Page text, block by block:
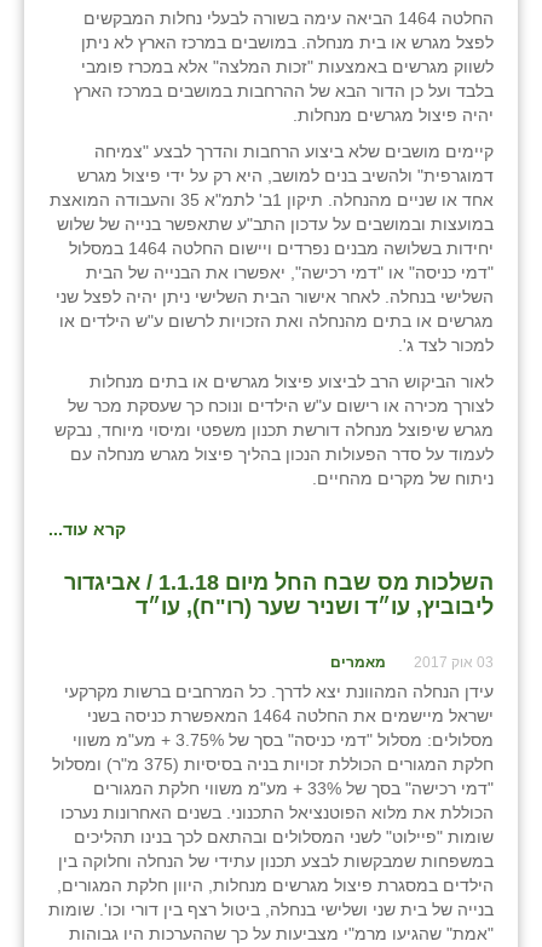
החלטה 1464 הביאה עימה בשורה לבעלי נחלות המבקשים
לפצל מגרש או בית מנחלה. במושבים במרכז הארץ לא ניתן
לשווק מגרשים באמצעות "זכות המלצה" אלא במכרז פומבי
בלבד ועל כן הדור הבא של ההרחבות במושבים במרכז הארץ
יהיה פיצול מגרשים מנחלות.
קיימים מושבים שלא ביצוע הרחבות והדרך לבצע "צמיחה
דמוגרפית" ולהשיב בנים למושב, היא רק על ידי פיצול מגרש
אחד או שניים מהנחלה. תיקון 1ב' לתמ"א 35 והעבודה המואצת
במועצות ובמושבים על עדכון התב"ע שתאפשר בנייה של שלוש
יחידות בשלושה מבנים נפרדים ויישום החלטה 1464 במסלול
"דמי כניסה" או "דמי רכישה", יאפשרו את הבנייה של הבית
השלישי בנחלה. לאחר אישור הבית השלישי ניתן יהיה לפצל שני
מגרשים או בתים מהנחלה ואת הזכויות לרשום ע"ש הילדים או
למכור לצד ג'.
לאור הביקוש הרב לביצוע פיצול מגרשים או בתים מנחלות
לצורך מכירה או רישום ע"ש הילדים ונוכח כך שעסקת מכר של
מגרש שיפוצל מנחלה דורשת תכנון משפטי ומיסוי מיוחד, נבקש
לעמוד על סדר הפעולות הנכון בהליך פיצול מגרש מנחלה עם
ניתוח של מקרים מהחיים.
קרא עוד...
השלכות מס שבח החל מיום 1.1.18 / אביגדור
ליבוביץ, עו״ד ושניר שער (רו"ח), עו״ד
03 אוק 2017 מאמרים
עידן הנחלה המהוונת יצא לדרך. כל המרחבים ברשות מקרקעי
ישראל מיישמים את החלטה 1464 המאפשרת כניסה בשני
מסלולים: מסלול "דמי כניסה" בסך של 3.75% + מע"מ משווי
חלקת המגורים הכוללת זכויות בניה בסיסיות (375 מ"ר) ומסלול
"דמי רכישה" בסך של 33% + מע"מ משווי חלקת המגורים
הכוללת את מלוא הפוטנציאל התכנוני. בשנים האחרונות נערכו
שומות "פיילוט" לשני המסלולים ובהתאם לכך בנינו תהליכים
במשפחות שמבקשות לבצע תכנון עתידי של הנחלה וחלוקה בין
הילדים במסגרת פיצול מגרשים מנחלות, היוון חלקת המגורים,
בנייה של בית שני ושלישי בנחלה, ביטול רצף בין דורי וכו'. שומות
"אמת" שהגיעו מרמ"י מצביעות על כך שההערכות היו גבוהות